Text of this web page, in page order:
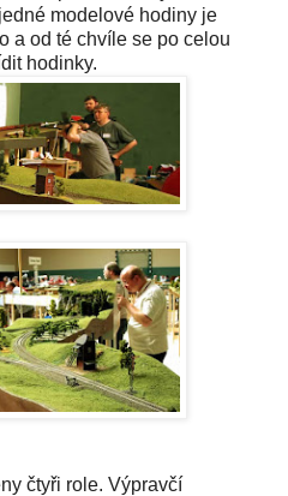
modelové hodiny je
a od té chvíle se po celou
hodinky.
čtyři role. Výpravčí